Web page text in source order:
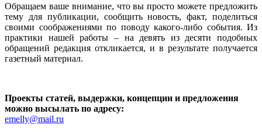
Обращаем ваше внимание, что вы просто можете предложить
тему для публикации, сообщить новость, факт, поделиться
своими соображениями по поводу какого-либо события. Из
практики нашей работы – на девять из десяти подобных
обращений редакция откликается, и в результате получается
газетный материал.
Проекты статей, выдержки, концепции и предложения
можно высылать по адресу:
emelly@mail.ru